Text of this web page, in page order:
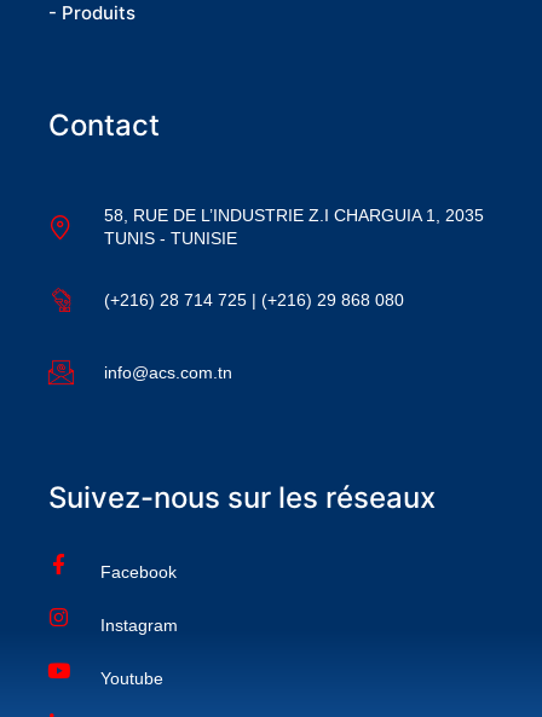
- Produits
Contact
58, RUE DE L’INDUSTRIE Z.I CHARGUIA 1, 2035
TUNIS - TUNISIE
(+216) 28 714 725 | (+216) 29 868 080
info@acs.com.tn
Suivez-nous sur les réseaux
Facebook
Instagram
Youtube